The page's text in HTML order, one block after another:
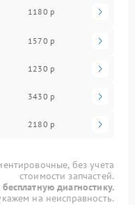
1180 р
1570 р
1230 р
3430 р
2180 р
без учета
стоимости запчастей.
диагностику.
на неисправность.